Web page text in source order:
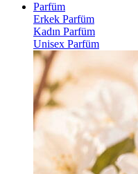
Parfüm
Erkek Parfüm
Kadın Parfüm
Unisex Parfüm